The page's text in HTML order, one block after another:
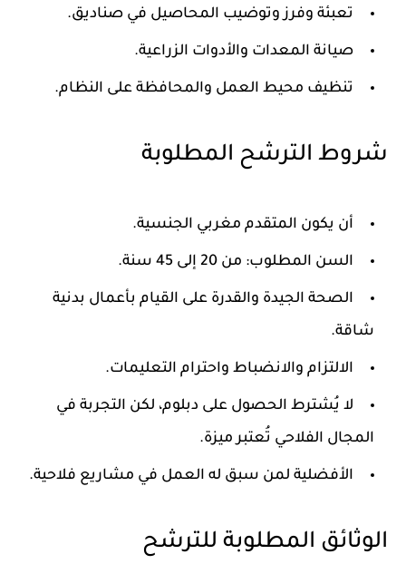
تعبئة وفرز وتوضيب المحاصيل في صناديق.
صيانة المعدات والأدوات الزراعية.
تنظيف محيط العمل والمحافظة على النظام.
شروط الترشح المطلوبة
أن يكون المتقدم مغربي الجنسية.
السن المطلوب: من 20 إلى 45 سنة.
الصحة الجيدة والقدرة على القيام بأعمال بدنية
شاقة.
الالتزام والانضباط واحترام التعليمات.
لا يُشترط الحصول على دبلوم، لكن التجربة في
المجال الفلاحي تُعتبر ميزة.
الأفضلية لمن سبق له العمل في مشاريع فلاحية.
الوثائق المطلوبة للترشح